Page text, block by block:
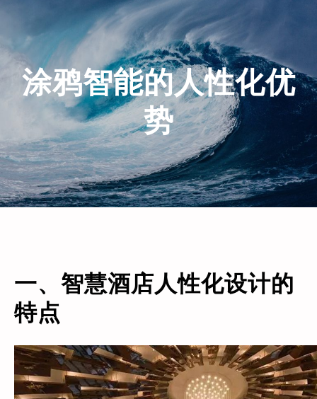
涂鸦智能的人性化优
势
一、智慧酒店人性化设计的
特点